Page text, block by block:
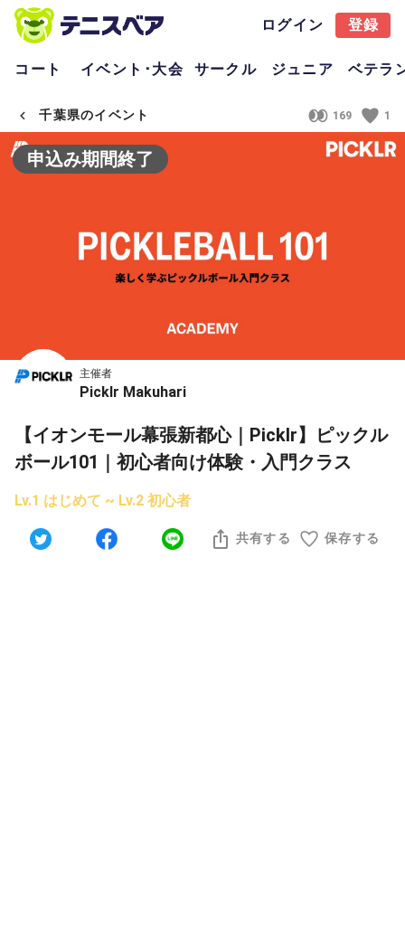
ログイン 登録
コート イベント･大会 サークル ジュニア ベテラ
千葉県のイベント 169 1
申込み期間終了
主催者
Picklr Makuhari
【イオンモール幕張新都心｜Picklr】ピックル
ボール101｜初心者向け体験・入門クラス
Lv.1 はじめて ~ Lv.2 初心者
共有する 保存する